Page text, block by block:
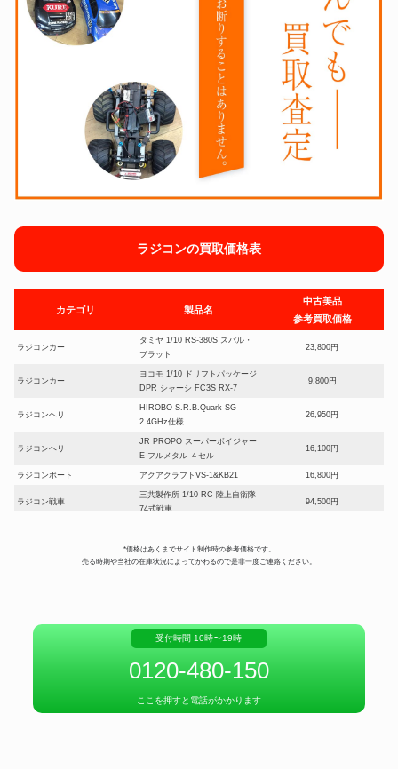
ラジコンの買取価格表
カテゴリ 製品名
中古美品
参考買取価格
ラジコンカー
タミヤ 1/10 RS-380S スバル・
ブラット
23,800円
ラジコンカー
ヨコモ 1/10 ドリフトパッケージ
DPR シャーシ FC3S RX-7
9,800円
ラジコンヘリ
HIROBO S.R.B.Quark SG
2.4GHz仕様
26,950円
ラジコンヘリ
JR PROPO スーパーボイジャー
E フルメタル ４セル
16,100円
ラジコンボート アクアクラフトVS-1&KB21 16,800円
ラジコン戦車
三共製作所 1/10 RC 陸上自衛隊
74式戦車
94,500円
HPI RACING 1/5 Baja 5B
パワーボートラジコン OCTURA REX350 11,200円
ヨコモ ドリフト YD-2R PLUS
ZERO2 ブラシレスモーター
サンワプロポ M12S-RS SSL対
プロポ フタバ 7PXR 送信機のみ
*価格はあくまでサイト制作時の参考価格です。
売る時期や当社の在庫状況によってかわるので是非一度ご連絡ください。
受付時間 10時〜19時
0120-480-150
ここを押すと電話がかかります